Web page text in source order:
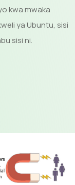
kwa mwaka
ya Ubuntu, sisi
sisi ni.